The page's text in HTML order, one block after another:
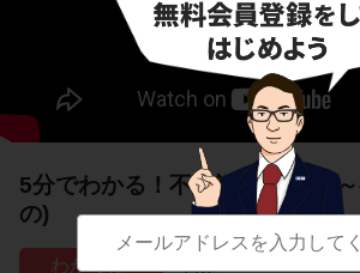
5分でわかる！不定詞の用法３(
の)
718